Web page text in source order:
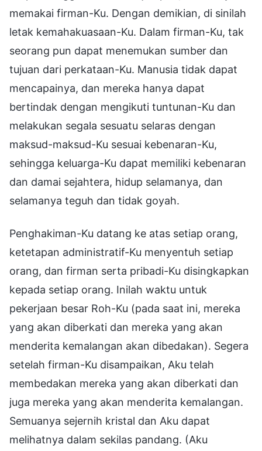
memakai firman-Ku. Dengan demikian, di sinilah
letak kemahakuasaan-Ku. Dalam firman-Ku, tak
seorang pun dapat menemukan sumber dan
tujuan dari perkataan-Ku. Manusia tidak dapat
mencapainya, dan mereka hanya dapat
bertindak dengan mengikuti tuntunan-Ku dan
melakukan segala sesuatu selaras dengan
maksud-maksud-Ku sesuai kebenaran-Ku,
sehingga keluarga-Ku dapat memiliki kebenaran
dan damai sejahtera, hidup selamanya, dan
selamanya teguh dan tidak goyah.
Penghakiman-Ku datang ke atas setiap orang,
ketetapan administratif-Ku menyentuh setiap
orang, dan firman serta pribadi-Ku disingkapkan
kepada setiap orang. Inilah waktu untuk
pekerjaan besar Roh-Ku (pada saat ini, mereka
yang akan diberkati dan mereka yang akan
menderita kemalangan akan dibedakan). Segera
setelah firman-Ku disampaikan, Aku telah
membedakan mereka yang akan diberkati dan
juga mereka yang akan menderita kemalangan.
Semuanya sejernih kristal dan Aku dapat
melihatnya dalam sekilas pandang. (Aku